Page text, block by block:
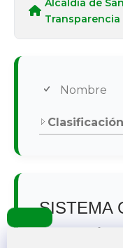
Alcaldía de
Transparencia
Nombre
Clasificación
SISTEMA